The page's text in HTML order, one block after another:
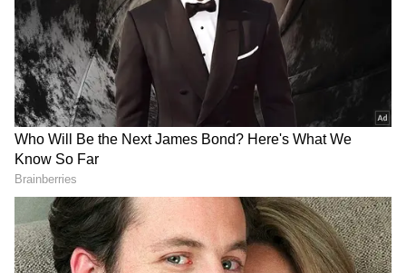
జాన్వీ కపూర్
జాన్వీ కపూర్ బాలీవుడ్‌తో పాటు సౌత్ సినిమాల్లోనూ
వరుసగా నటిస్తూ బిజీగా ఉంది. 'పెద్ది' సినిమాలో ఆమె రామ్
చరణ్ పక్కన హీరోయిన్‌గా నటిస్తుంది. ఈ మూవీలో
నటించినందుకు ఆమె 6 కోట్ల వరకూ రెమ్యునరేషన్
అందుకున్నట్టు సమాచారం. దీనికి ముందు ఆమె 'దేవర' అనే
సౌత్ సినిమాలో కనిపించారు. పెద్ది తరువాత జాన్వీ దేవర
2లో నటించబోతుంది.